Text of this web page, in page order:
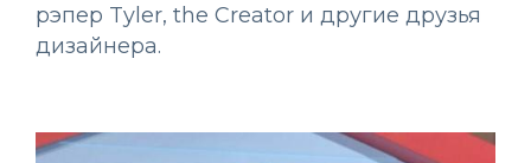
рэпер Tyler, the Creator и другие друзья
дизайнера.